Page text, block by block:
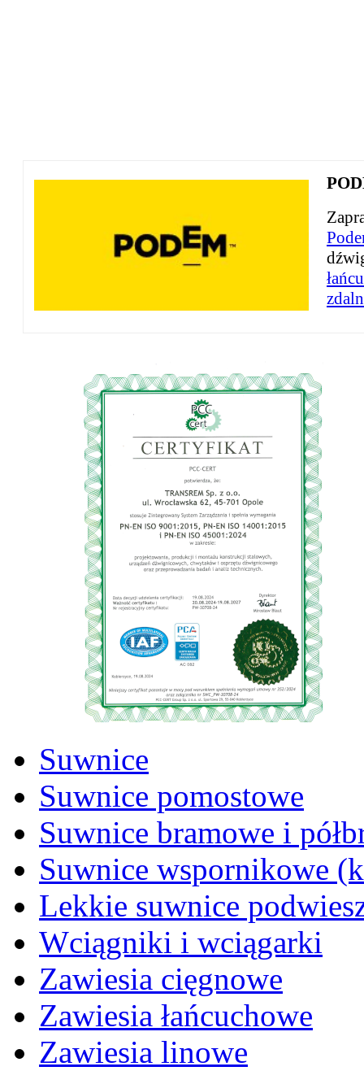
Suwnice
Suwnice pomostowe
Suwnice bramowe i
Suwnice wspornikowe
Lekkie suwnice
Wciągniki i wciągarki
Zawiesia cięgnowe
Zawiesia łańcuchowe
Zawiesia linowe